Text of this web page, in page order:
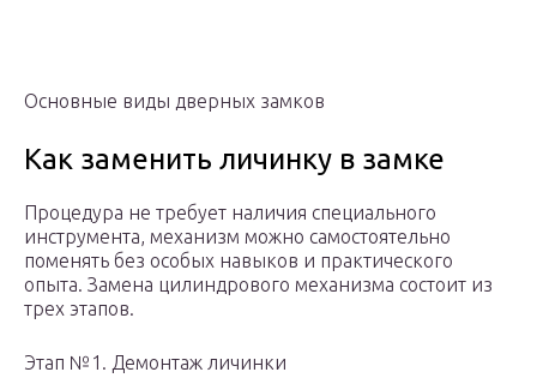
Основные виды дверных замков
Как заменить личинку в замке
Процедура не требует наличия специального
инструмента, механизм можно самостоятельно
поменять без особых навыков и практического
опыта. Замена цилиндрового механизма состоит из
трех этапов.
Этап №1. Демонтаж личинки